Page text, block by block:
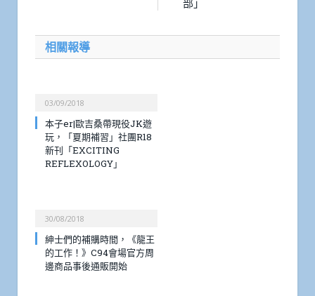
相關報導
03/09/2018
本子er|歐吉桑帶現役JK遊
玩，「夏期補習」社團R18
新刊「EXCITING
REFLEXOLOGY」
30/08/2018
紳士們的補購時間，《龍王
的工作！》C94會場官方周
邊商品事後通販開始